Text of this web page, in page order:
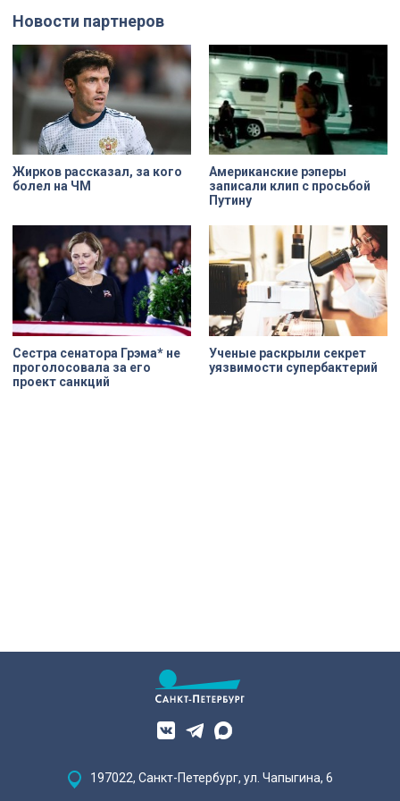
Новости партнеров
Жирков рассказал, за кого
болел на ЧМ
Американские рэперы
записали клип с просьбой
Путину
Сестра сенатора Грэма* не
проголосовала за его
проект санкций
Ученые раскрыли секрет
уязвимости супербактерий
197022, Санкт-Петербург, ул. Чапыгина, 6